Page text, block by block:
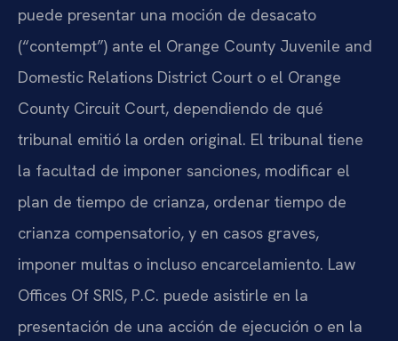
puede presentar una moción de desacato
(“contempt”) ante el Orange County Juvenile and
Domestic Relations District Court o el Orange
County Circuit Court, dependiendo de qué
tribunal emitió la orden original. El tribunal tiene
la facultad de imponer sanciones, modificar el
plan de tiempo de crianza, ordenar tiempo de
crianza compensatorio, y en casos graves,
imponer multas o incluso encarcelamiento. Law
Offices Of SRIS, P.C. puede asistirle en la
presentación de una acción de ejecución o en la